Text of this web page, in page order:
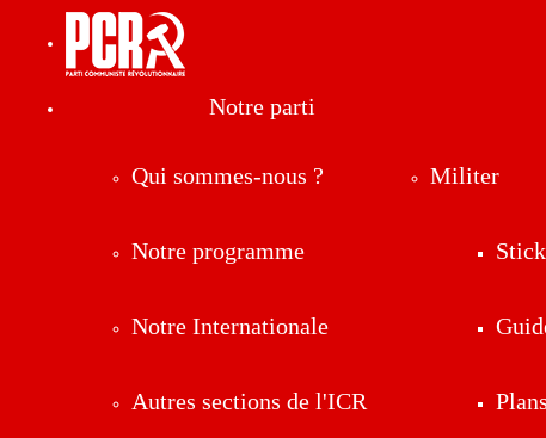
Notre parti
Qui sommes-nous ?
Notre programme
Notre Internationale
Autres sections de l'ICR
Militer